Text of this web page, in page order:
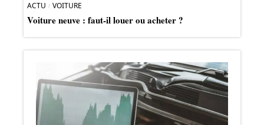
ACTU VOITURE
Voiture neuve : faut-il louer ou acheter ?